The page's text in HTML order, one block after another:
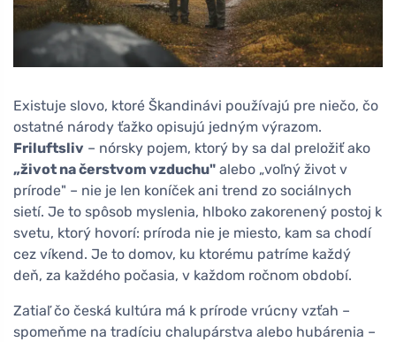
Existuje slovo, ktoré Škandinávi používajú pre niečo, čo
ostatné národy ťažko opisujú jedným výrazom.
Friluftsliv – nórsky pojem, ktorý by sa dal preložiť ako
„život na čerstvom vzduchu" alebo „voľný život v
prírode" – nie je len koníček ani trend zo sociálnych
sietí. Je to spôsob myslenia, hlboko zakorenený postoj k
svetu, ktorý hovorí: príroda nie je miesto, kam sa chodí
cez víkend. Je to domov, ku ktorému patríme každý
deň, za každého počasia, v každom ročnom období.
Zatiaľ čo česká kultúra má k prírode vrúcny vzťah –
spomeňme na tradíciu chalupárstva alebo hubárenia –